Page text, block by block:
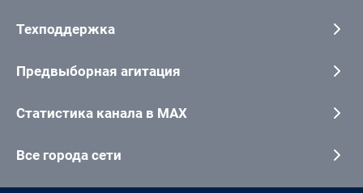
Техподдержка
Предвыборная агитация
Статистика канала в MAX
Все города сети